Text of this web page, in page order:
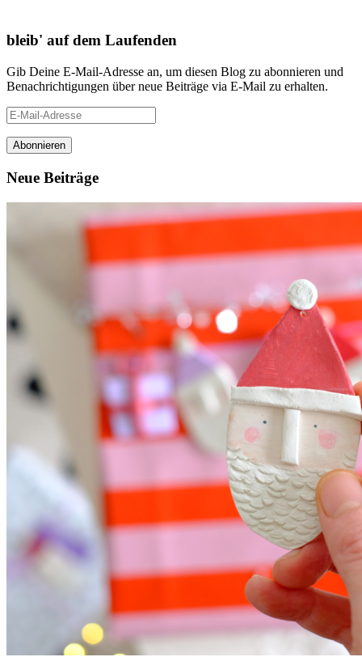
bleib' auf dem Laufenden
Gib Deine E-Mail-Adresse an, um diesen Blog zu abonnieren und
Benachrichtigungen über neue Beiträge via E-Mail zu erhalten.
E-
Mail-
Adresse
Neue Beiträge